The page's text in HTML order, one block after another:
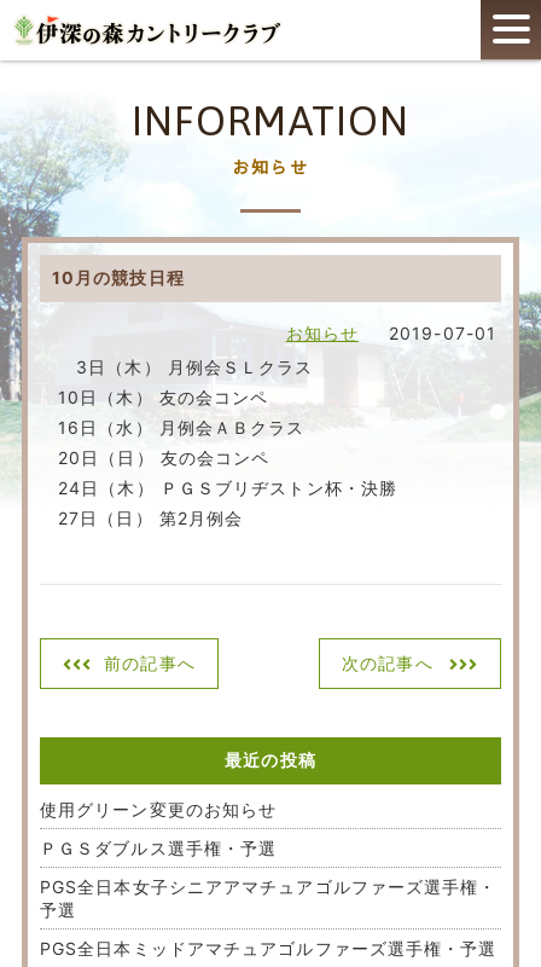
INFORMATION
お知らせ
10月の競技日程
お知らせ
2019-07-01
3日（木） 月例会ＳＬクラス
10日（木） 友の会コンペ
16日（水） 月例会ＡＢクラス
20日（日） 友の会コンペ
24日（木） ＰＧＳブリヂストン杯・決勝
27日（日） 第2月例会
前の記事へ 次の記事へ
最近の投稿
使用グリーン変更のお知らせ
ＰＧＳダブルス選手権・予選
PGS全日本女子シニアアマチュアゴルファーズ選手権・
予選
PGS全日本ミッドアマチュアゴルファーズ選手権・予選